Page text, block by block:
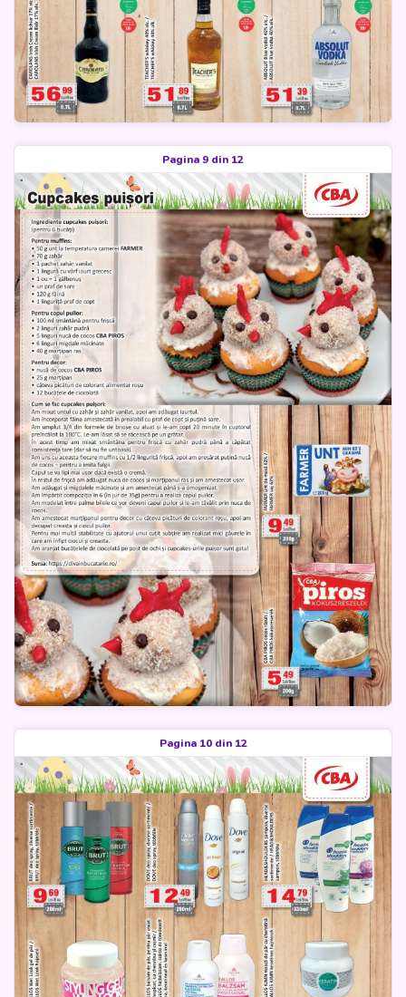
Pagina 9 din 12
Pagina 10 din 12